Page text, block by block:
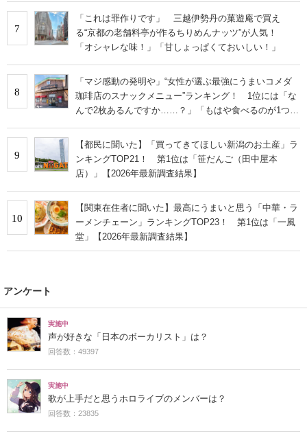
7
「これは罪作りです」 三越伊勢丹の菓遊庵で買え
る“京都の老舗料亭が作るちりめんナッツ”が人気！
「オシャレな味！」「甘しょっぱくておいしい！」
8
「マジ感動の発明や」“女性が選ぶ最強にうまいコメダ
珈琲店のスナックメニュー”ランキング！ 1位には「な
んで2枚あるんですか……？」「もはや食べるのが1つの
9
【都民に聞いた】「買ってきてほしい新潟のお土産」ラ
ンキングTOP21！ 第1位は「笹だんご（田中屋本
店）」【2026年最新調査結果】
10
【関東在住者に聞いた】最高にうまいと思う「中華・ラ
ーメンチェーン」ランキングTOP23！ 第1位は「一風
堂」【2026年最新調査結果】
アンケート
実施中
声が好きな「日本のボーカリスト」は？
回答数：49397
実施中
歌が上手だと思うホロライブのメンバーは？
回答数：23835